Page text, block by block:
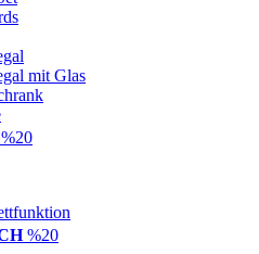
mit Glas
%20
%20